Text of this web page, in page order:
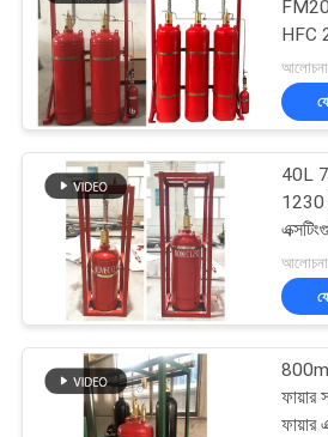
কারখানা
ভ্রমণ
নিয়ন্ত্রণ
ডাউনলোড
উদ্ধৃতির
সাপ্রেশন সিস্টেম
নিষ্ক্রিয় গ্যাস
সাপ্রেশন সিস্টেম
HFC
40L
1230
ফায়ার
ফায়ার